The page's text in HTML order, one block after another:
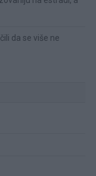
da se više ne